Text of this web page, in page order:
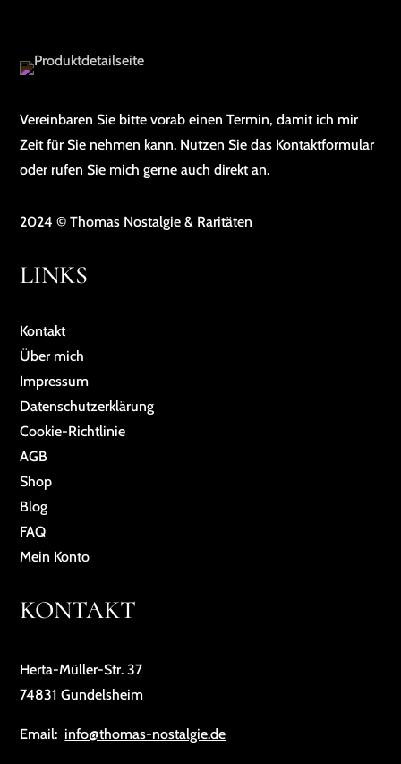
Vereinbaren Sie bitte vorab einen Termin, damit ich mir
Zeit für Sie nehmen kann. Nutzen Sie das Kontaktformular
oder rufen Sie mich gerne auch direkt an.
2024 © Thomas Nostalgie & Raritäten
LINKS
Kontakt
Über mich
Impressum
Da­ten­schutz­er­klä­rung
Cookie-Richtlinie
AGB
Shop
Blog
FAQ
Mein Konto
KONTAKT
Herta-Müller-Str. 37
74831 Gundelsheim
Email: info@thomas-nostalgie.de